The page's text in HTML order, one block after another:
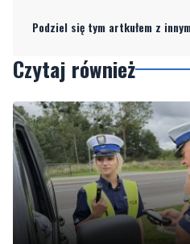
Podziel się tym artkułem z
Czytaj również